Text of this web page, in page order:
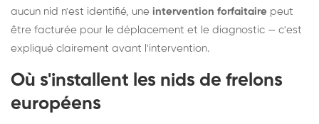
aucun nid n'est identifié, une intervention forfaitaire peut
être facturée pour le déplacement et le diagnostic — c'est
expliqué clairement avant l'intervention.
Où s'installent les nids de frelons
européens